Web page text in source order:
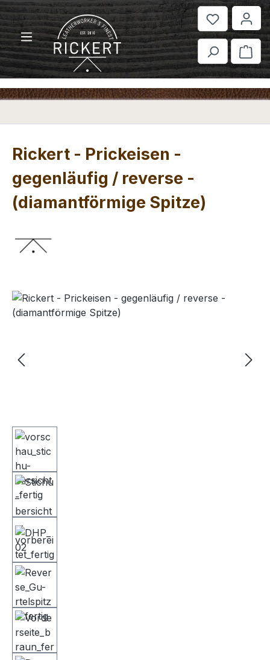
Zum Hauptinhalt springen
Rickert - Prickeisen -
gegenläufig / reverse -
(diamantförmige Spitze)
Bildergalerie überspringen